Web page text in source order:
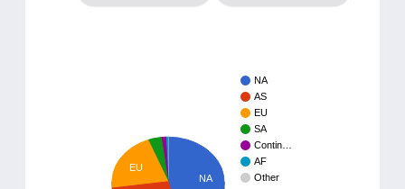
NA
AS
EU
SA
Contin…
AF
Other
NA
EU